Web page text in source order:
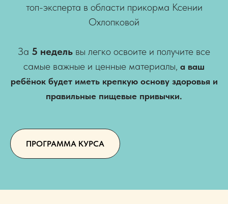
топ-эксперта в области прикорма Ксении
Охлопковой
За 5 недель вы легко освоите и получите все
самые важные и ценные материалы, а ваш
ребёнок будет иметь крепкую основу здоровья и
правильные пищевые привычки.
ПРОГРАММА КУРСА